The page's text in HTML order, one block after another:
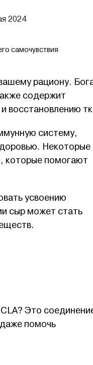
2024
самочувствия
рациону.
содержит
восстановлению
систему,
Некоторые
которые помогают
усвоению
сыр может стать
Это
помочь